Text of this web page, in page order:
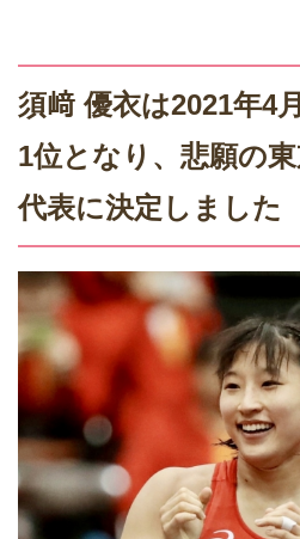
須﨑 優衣は2021年4
1位となり、悲願の
代表に決定しました